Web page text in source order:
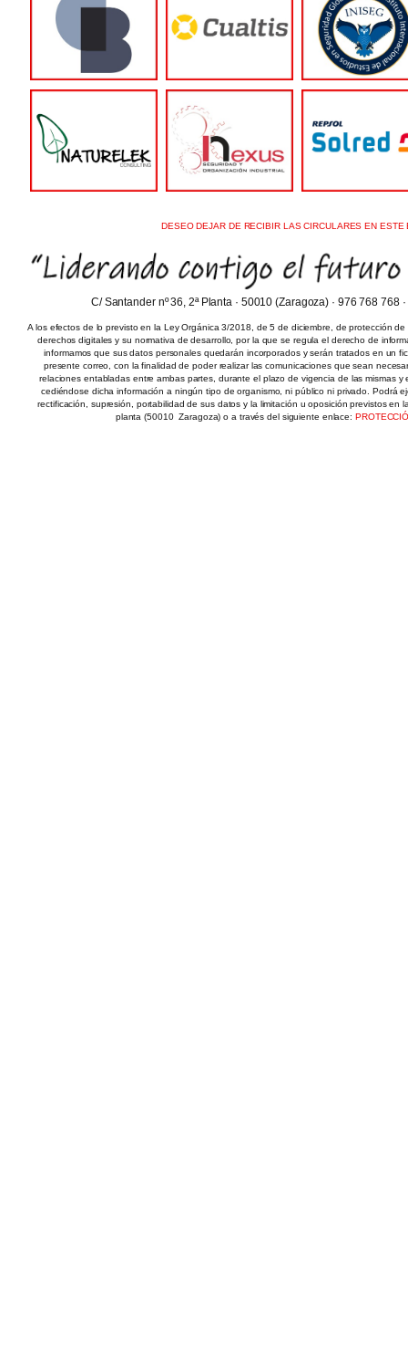
DESEO DEJAR DE RECIBIR LAS CIRCULARES EN ESTE
C/ Santander nº 36, 2ª Planta · 50010 (Zaragoza) · 976 768 768
A los efectos de lo previsto en la Ley Orgánica 3/2018, de 5 de diciembre, de protección
derechos digitales y su normativa de desarrollo, por la que se regula el derecho de
informamos que sus datos personales quedarán incorporados y serán tratados en un
presente correo, con la finalidad de poder realizar las comunicaciones que sean
relaciones entabladas entre ambas partes, durante el plazo de vigencia de las mismas y
cediéndose dicha información a ningún tipo de organismo, ni público ni privado. Podrá
rectificación, supresión, portabilidad de sus datos y la limitación u oposición previstos en
planta (50010  Zaragoza) o a través del siguiente enlace: